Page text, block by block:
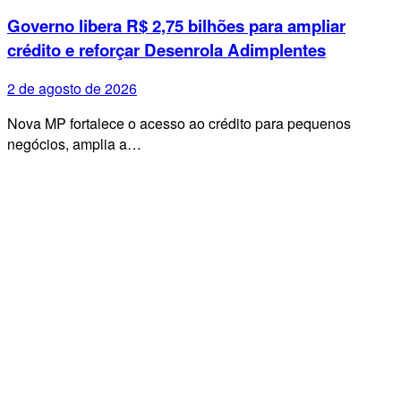
Governo libera R$ 2,75 bilhões para ampliar
crédito e reforçar Desenrola Adimplentes
2 de agosto de 2026
Nova MP fortalece o acesso ao crédito para pequenos
negócios, amplia a…